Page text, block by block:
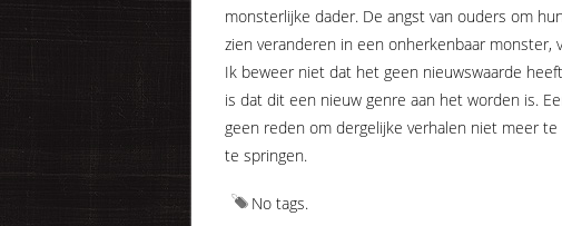
monsterlijke dader. De angst van ouders om
zien veranderen in een onherkenbaar monster,
Ik beweer niet dat het geen nieuwswaarde
is dat dit een nieuw genre aan het worden is.
geen reden om dergelijke verhalen niet meer
te springen.
No tags.